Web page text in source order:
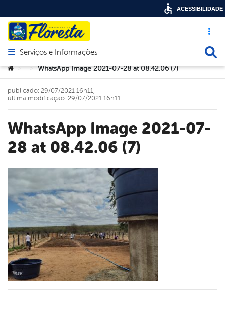
Acesso
Abrir menu principal de navegação
Serviços e Informações
Você está aqui:
> > WhatsApp Image 2021-07-28 at 08.42.06 (7)
WhatsApp Image 2021-07-
28 at 08.42.06 (7)
publicado: 29/07/2021 16h11,
última modificação: 29/07/2021 16h11
ACESSIBILIDADE